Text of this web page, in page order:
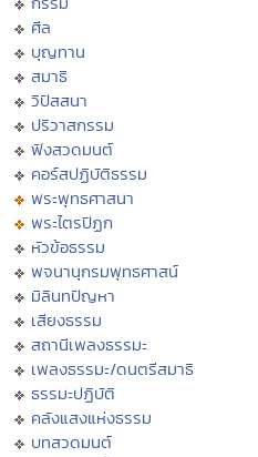
ศีล
บุญทาน
สมาธิ
วิปัสสนา
ปริวาสกรรม
ฟังสวดมนต์
คอร์สปฏิบัติธรรม
พระพุทธศาสนา
พระไตรปิฏก
หัวข้อธรรม
พจนานุกรมพุทธศาสน์
มิลินทปัญหา
เสียงธรรม
สถานีเพลงธรรมะ
เพลงธรรมะ/ดนตรีสมาธิ
ธรรมะปฏิบัติ
คลังแสงแห่งธรรม
บทสวดมนต์